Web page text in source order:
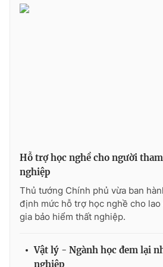
Cơ quan chủ quản:
Đài Truyền hình
Cơ quan báo chí:Thời báo VTV
cấp ngày 29/12/2023
Tổng Biên tập:
Vũ Thanh Thủy
Tổng đài VTV:
024.38 355 931 -
Hỗ trợ học nghề cho người
nghiệp
Thủ tướng Chính phủ vừa ban
định mức hỗ trợ học nghề cho lao
gia bảo hiểm thất nghiệp.
Vật lý - Ngành học đem lại
nghiệp